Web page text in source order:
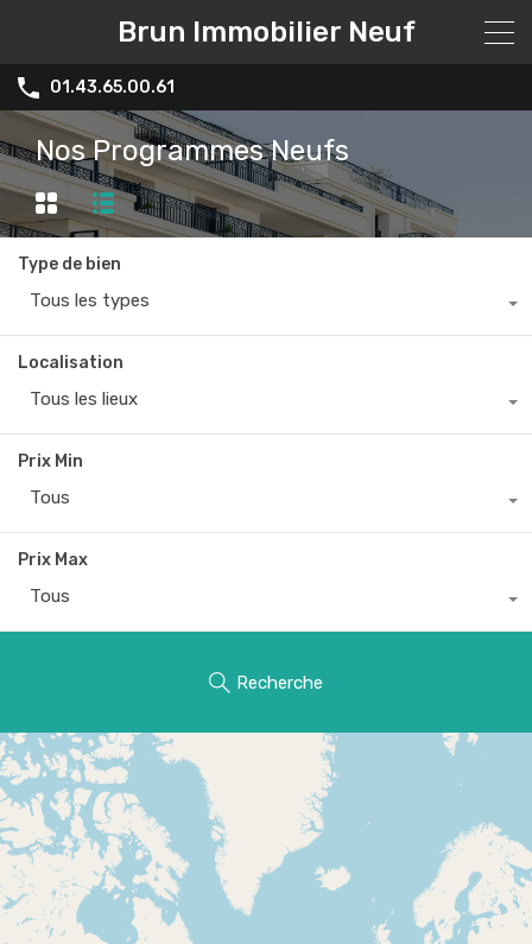
Brun Immobilier Neuf
01.43.65.00.61
Nos Programmes Neufs
Type de bien
Tous les types
Localisation
Tous les lieux
Prix Min
Tous
Prix Max
Tous
Recherche